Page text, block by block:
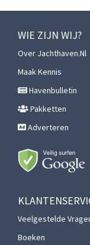
WIE ZIJN WIJ?
Over Jachthaven.nl
Maak Kennis
Havenbulletin
Pakketten
Adverteren
Veelgestelde
Boeken